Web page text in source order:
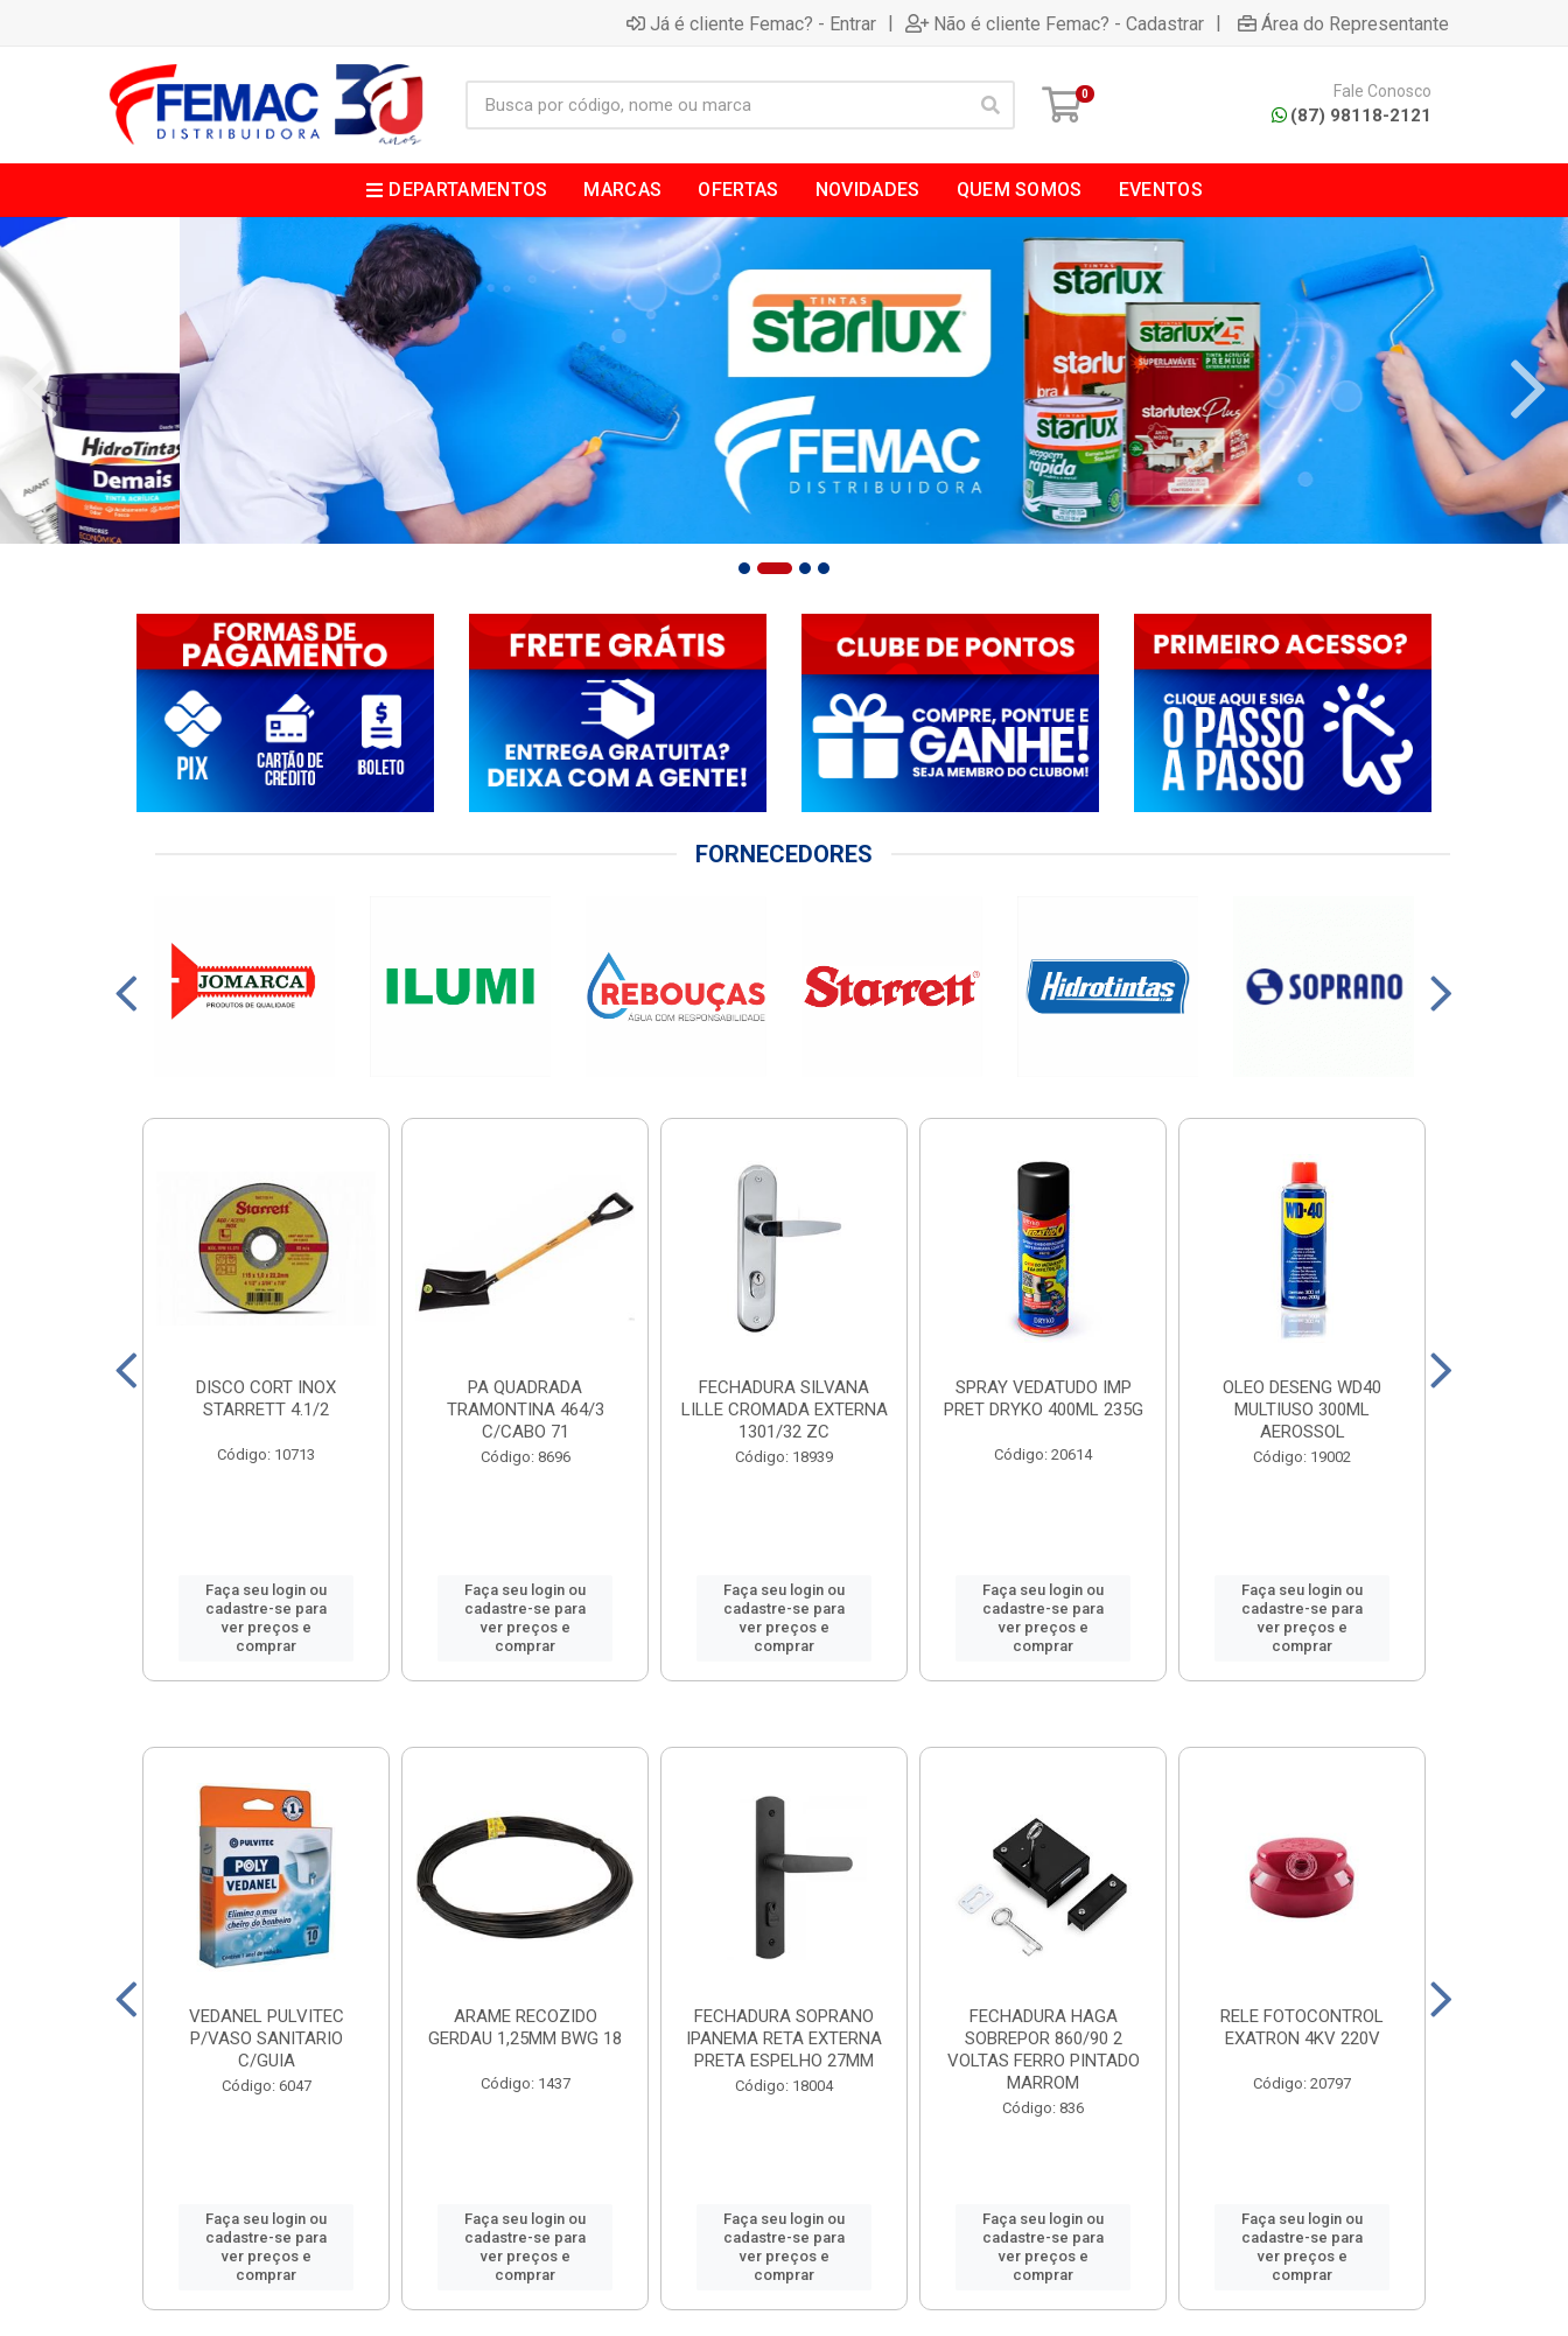
Já é cliente Femac? - Entrar | Não é cliente Femac? - Cadastrar | Área do Representante
0 Fale Conosco
(87) 98118-2121
DEPARTAMENTOS MARCAS OFERTAS NOVIDADES QUEM SOMOS EVENTOS
FORNECEDORES
DISCO CORT INOX
STARRETT 4.1/2
Código: 10713
Faça seu login ou
cadastre-se para
ver preços e
comprar
PA QUADRADA
TRAMONTINA 464/3
C/CABO 71
Código: 8696
Faça seu login ou
cadastre-se para
ver preços e
comprar
FECHADURA SILVANA
LILLE CROMADA EXTERNA
1301/32 ZC
Código: 18939
Faça seu login ou
cadastre-se para
ver preços e
comprar
SPRAY VEDATUDO IMP
PRET DRYKO 400ML 235G
Código: 20614
Faça seu login ou
cadastre-se para
ver preços e
comprar
OLEO DESENG WD40
MULTIUSO 300ML
AEROSSOL
Código: 19002
Faça seu login ou
cadastre-se para
ver preços e
comprar
VEDANEL PULVITEC
P/VASO SANITARIO
C/GUIA
Código: 6047
Faça seu login ou
cadastre-se para
ver preços e
comprar
ARAME RECOZIDO
GERDAU 1,25MM BWG 18
Código: 1437
Faça seu login ou
cadastre-se para
ver preços e
comprar
FECHADURA SOPRANO
IPANEMA RETA EXTERNA
PRETA ESPELHO 27MM
Código: 18004
Faça seu login ou
cadastre-se para
ver preços e
comprar
FECHADURA HAGA
SOBREPOR 860/90 2
VOLTAS FERRO PINTADO
MARROM
Código: 836
Faça seu login ou
cadastre-se para
ver preços e
comprar
RELE FOTOCONTROL
EXATRON 4KV 220V
Código: 20797
Faça seu login ou
cadastre-se para
ver preços e
comprar